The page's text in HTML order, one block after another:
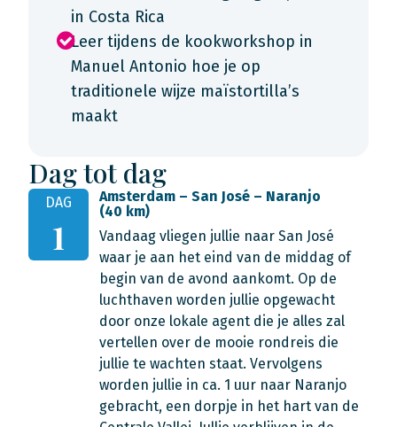
in Costa Rica
Leer tijdens de kookworkshop in
Manuel Antonio hoe je op
traditionele wijze maïstortilla’s
maakt
Dag tot dag
DAG
1
Amsterdam – San José – Naranjo
(40 km)
Vandaag vliegen jullie naar San José
waar je aan het eind van de middag of
begin van de avond aankomt. Op de
luchthaven worden jullie opgewacht
door onze lokale agent die je alles zal
vertellen over de mooie rondreis die
jullie te wachten staat. Vervolgens
worden jullie in ca. 1 uur naar Naranjo
gebracht, een dorpje in het hart van de